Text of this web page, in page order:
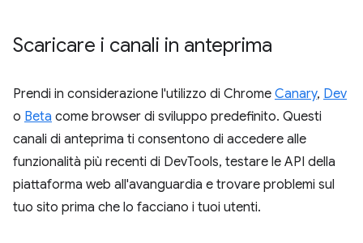
Scaricare i canali in anteprima
Prendi in considerazione l'utilizzo di Chrome Canary, Dev
o Beta come browser di sviluppo predefinito. Questi
canali di anteprima ti consentono di accedere alle
funzionalità più recenti di DevTools, testare le API della
piattaforma web all'avanguardia e trovare problemi sul
tuo sito prima che lo facciano i tuoi utenti.